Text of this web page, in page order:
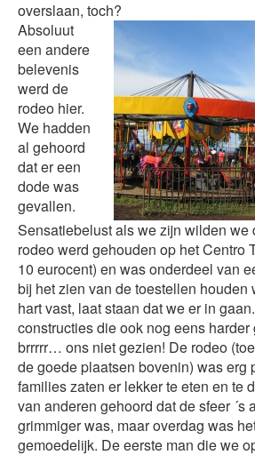
overslaan, toch?
Absoluut
een andere
belevenis
werd de
rodeo hier.
We hadden
al gehoord
dat er een
dode was
gevallen.
Sensatiebelust als we zijn wilden we
rodeo werd gehouden op het Centro
10 eurocent) en was onderdeel van
bij het zien van de toestellen houden
hart vast, laat staan dat we er in
constructies die ook nog eens harder
brrrrr… ons niet gezien! De rodeo
de goede plaatsen bovenin) was erg
families zaten er lekker te eten en te
van anderen gehoord dat de sfeer ´s
grimmiger was, maar overdag was
gemoedelijk. De eerste man die we